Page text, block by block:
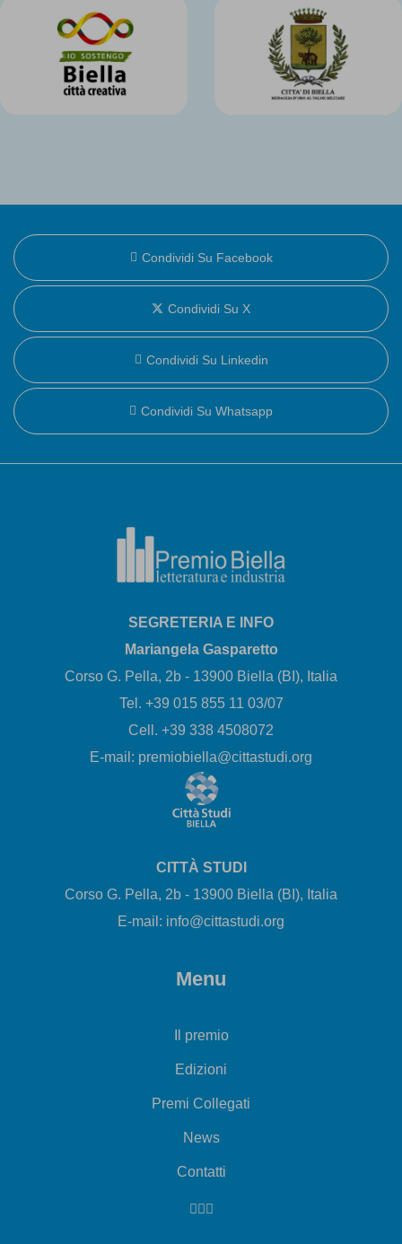
Condividi Su Facebook
Condividi Su X
Condividi Su Linkedin
Condividi Su Whatsapp
SEGRETERIA E INFO
Mariangela Gasparetto
Corso G. Pella, 2b - 13900 Biella (BI), Italia
Tel. +39 015 855 11 03/07
Cell. +39 338 4508072
E-mail: premiobiella@cittastudi.org
CITTÀ STUDI
Corso G. Pella, 2b - 13900 Biella (BI), Italia
E-mail: info@cittastudi.org
Menu
Il premio
Edizioni
Premi Collegati
News
Contatti